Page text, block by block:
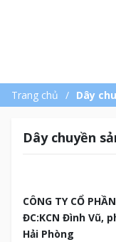
Trang chủ Dây
Dây chuyền
CÔNG TY CỔ
ĐC:KCN Đình Vũ,
Hải Phòng